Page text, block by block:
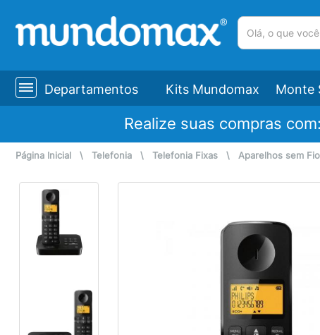
Departamentos Kits Mundomax Monte
Realize suas compras com:
Página Inicial \ Telefonia \ Telefonia Fixas \ Aparelhos sem Fio